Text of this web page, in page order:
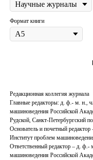
Формат книги
Редакционная коллегия журнала
Главные редакторы: д. ф.‑ м. н.,
машиноведения Российской
Рудской, Санкт-Петербургский
Основатель и почетный
Институт проблем
Ответственный редактор – д.
машиноведения Российской